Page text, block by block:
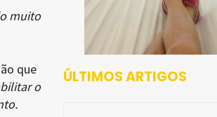
muito
que
o
ÚLTIMOS ARTIGOS